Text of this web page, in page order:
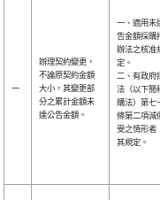
一
辦理契約變更，
不論原契約金額
大小，其變更部
分之累計金額未
達公告金額。
一、適用未
告金額採購
辦法之核准
定。
二、有政府
法（以下簡
購法）第七
條第二項減
受之情形者
其規定。